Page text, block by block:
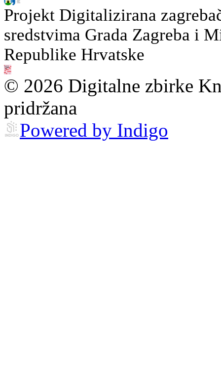
Projekt Digitalizirana
sredstvima Grada Zagreba i
Republike Hrvatske
© 2026 Digitalne zbirke
pridržana
Powered by Indigo